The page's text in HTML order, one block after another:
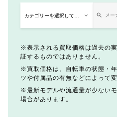
表示される買取価格は過去の
証するものではありません。
買取価格は、自転車の状態・
ツや付属品の有無などによって変
最新モデルや流通量が少ない
場合があります。